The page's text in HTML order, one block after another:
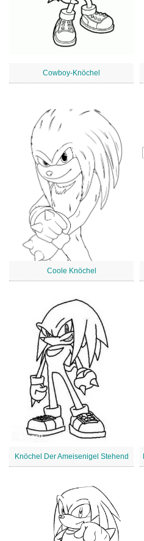
Cowboy-Knöchel
Coole Knöchel
Knöchel Der Ameisenigel Stehend